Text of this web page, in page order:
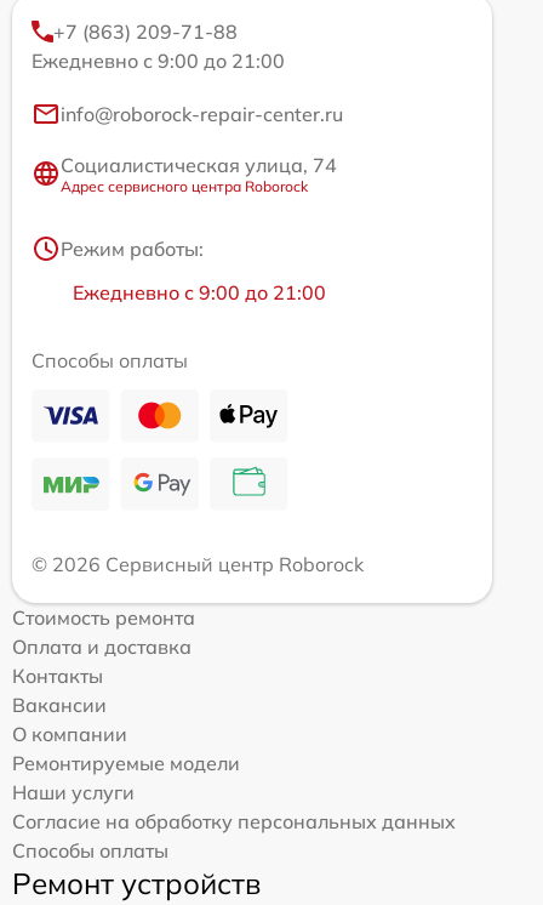
+7 (863) 209-71-88
Ежедневно с 9:00 до 21:00
info@roborock-repair-center.ru
Социалистическая улица, 74
Адрес сервисного центра Roborock
Режим работы:
Ежедневно с 9:00 до 21:00
Способы оплаты
© 2026 Сервисный центр Roborock
Стоимость ремонта
Оплата и доставка
Контакты
Вакансии
О компании
Ремонтируемые модели
Наши услуги
Согласие на обработку персональных данных
Способы оплаты
Ремонт устройств